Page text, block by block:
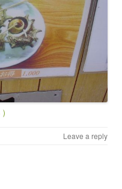
Leave a reply